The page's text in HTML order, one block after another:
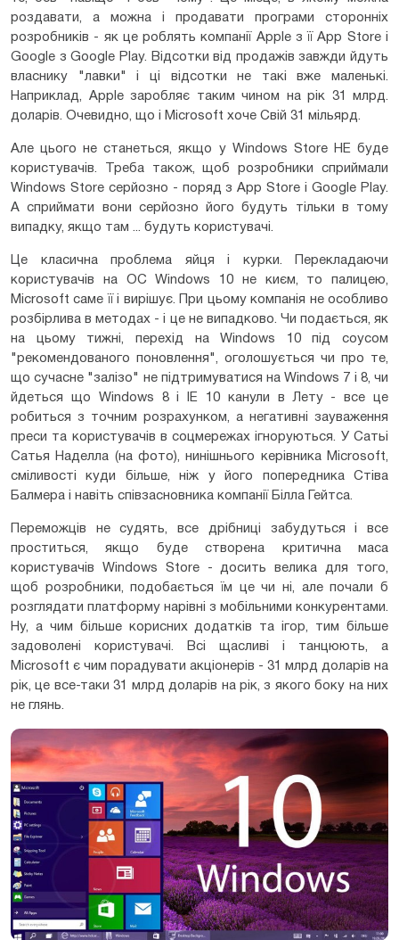
роздавати, а можна і продавати програми сторонніх
розробників - як це роблять компанії Apple з її App Store і
Google з Google Play. Відсотки від продажів завжди йдуть
власнику "лавки" і ці відсотки не такі вже маленькі.
Наприклад, Apple заробляє таким чином на рік 31 млрд.
доларів. Очевидно, що і Microsoft хоче Свій 31 мільярд.
Але цього не станеться, якщо у Windows Store НЕ буде
користувачів. Треба також, щоб розробники сприймали
Windows Store серйозно - поряд з App Store і Google Play.
А сприймати вони серйозно його будуть тільки в тому
випадку, якщо там ... будуть користувачі.
Це класична проблема яйця і курки. Перекладаючи
користувачів на ОС Windows 10 не києм, то палицею,
Microsoft саме її і вирішує. При цьому компанія не особливо
розбірлива в методах - і це не випадково. Чи подається, як
на цьому тижні, перехід на Windows 10 під соусом
"рекомендованого поновлення", оголошується чи про те,
що сучасне "залізо" не підтримуватися на Windows 7 і 8, чи
йдеться що Windows 8 і IE 10 канули в Лету - все це
робиться з точним розрахунком, а негативні зауваження
преси та користувачів в соцмережах ігноруються. У Сатьі
Сатья Наделла (на фото), нинішнього керівника Microsoft,
сміливості куди більше, ніж у його попередника Стіва
Балмера і навіть співзасновника компанії Білла Гейтса.
Переможців не судять, все дрібниці забудуться і все
проститься, якщо буде створена критична маса
користувачів Windows Store - досить велика для того,
щоб розробники, подобається їм це чи ні, але почали б
розглядати платформу нарівні з мобільними конкурентами.
Ну, а чим більше корисних додатків та ігор, тим більше
задоволені користувачі. Всі щасливі і танцюють, а
Microsoft є чим порадувати акціонерів - 31 млрд доларів на
рік, це все-таки 31 млрд доларів на рік, з якого боку на них
не глянь.